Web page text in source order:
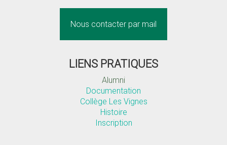
Nous contacter par mail
LIENS PRATIQUES
Alumni
Documentation
Collège Les Vignes
Histoire
Inscription